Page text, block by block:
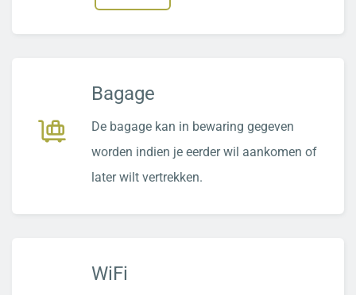
Bagage
De bagage kan in bewaring gegeven
worden indien je eerder wil aankomen of
later wilt vertrekken.
WiFi